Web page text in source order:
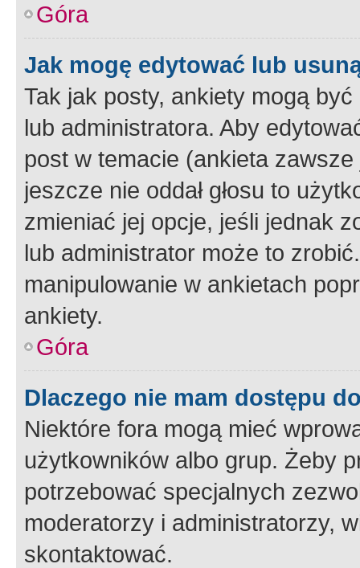
Góra
Jak mogę edytować lub
Tak jak posty, ankiety mogą
lub administratora. Aby
post w temacie (ankieta
jeszcze nie oddał głosu to
zmieniać jej opcje, jeśli jednak
lub administrator może to
manipulowanie w ankietach
ankiety.
Góra
Dlaczego nie mam dostępu
Niektóre fora mogą mieć
użytkowników albo grup. Żeby
potrzebować specjalnych
moderatorzy i administratorzy,
skontaktować.